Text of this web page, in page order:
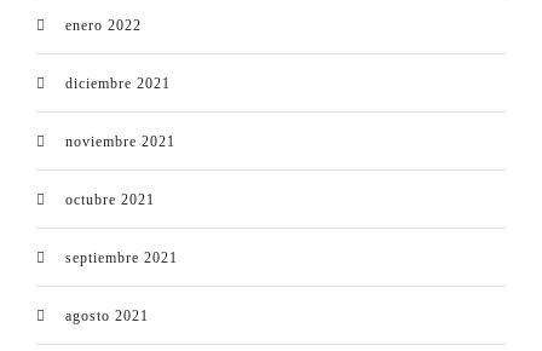
enero 2022
diciembre 2021
noviembre 2021
octubre 2021
septiembre 2021
agosto 2021